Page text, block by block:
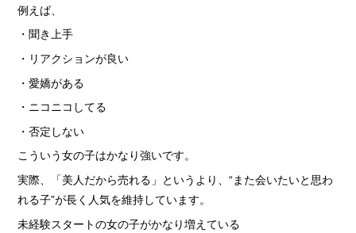
例えば、
・聞き上手
・リアクションが良い
・愛嬌がある
・ニコニコしてる
・否定しない
こういう女の子はかなり強いです。
実際、「美人だから売れる」というより、“また会いたいと思わ
れる子”が長く人気を維持しています。
未経験スタートの女の子がかなり増えている